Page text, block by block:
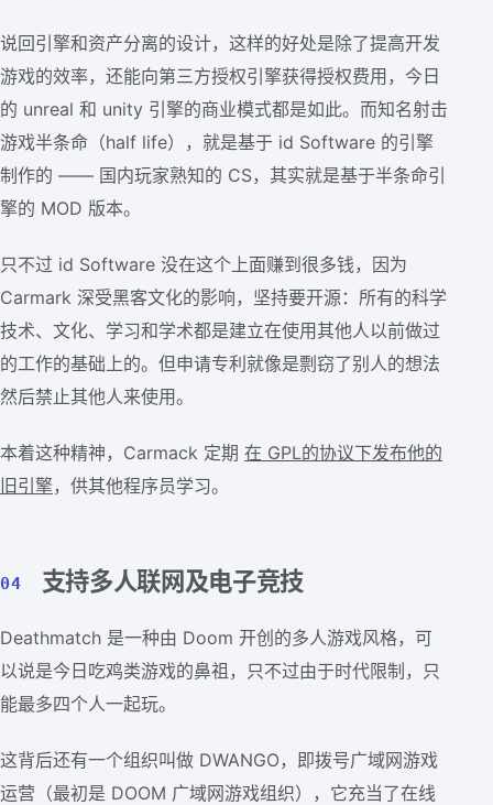
说回引擎和资产分离的设计，这样的好处是除了提高开发
游戏的效率，还能向第三方授权引擎获得授权费用，今日
的 unreal 和 unity 引擎的商业模式都是如此。而知名射击
游戏半条命（half life），就是基于 id Software 的引擎
制作的 —— 国内玩家熟知的 CS，其实就是基于半条命引
擎的 MOD 版本。
只不过 id Software 没在这个上面赚到很多钱，因为
Carmark 深受黑客文化的影响，坚持要开源：所有的科学
技术、文化、学习和学术都是建立在使用其他人以前做过
的工作的基础上的。但申请专利就像是剽窃了别人的想法
然后禁止其他人来使用。
本着这种精神，Carmack 定期 在 GPL的协议下发布他的
旧引擎 ，供其他程序员学习。
04 支持多人联网及电子竞技
Deathmatch 是一种由 Doom 开创的多人游戏风格，可
以说是今日吃鸡类游戏的鼻祖，只不过由于时代限制，只
能最多四个人一起玩。
这背后还有一个组织叫做 DWANGO，即拨号广域网游戏
运营（最初是 DOOM 广域网游戏组织），它充当了在线